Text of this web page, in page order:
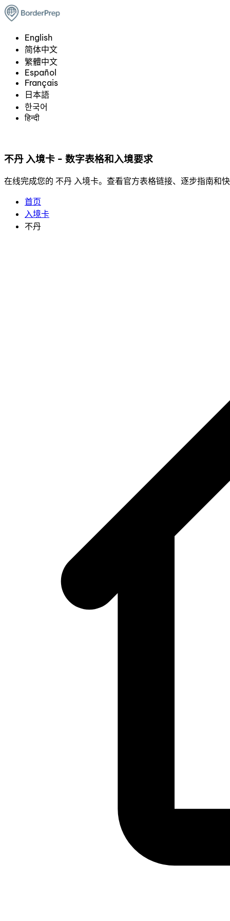
English
简体中文
繁體中文
Español
Français
日本語
한국어
हिन्दी
不丹 入境卡 - 数字表格和入境要求
在线完成您的 不丹 入境卡。查看官方表格链接、逐步指南和
首页
入境卡
不丹